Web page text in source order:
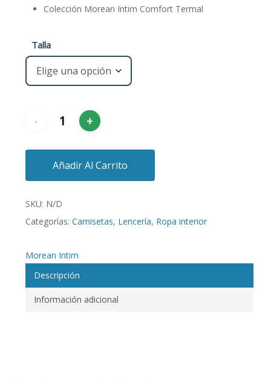
Colección Morean Intim Comfort Termal
Talla
Añadir Al Carrito
SKU: N/D
Categorías: Camisetas, Lencería, Ropa interior
Morean Intim
Descripción
Información adicional